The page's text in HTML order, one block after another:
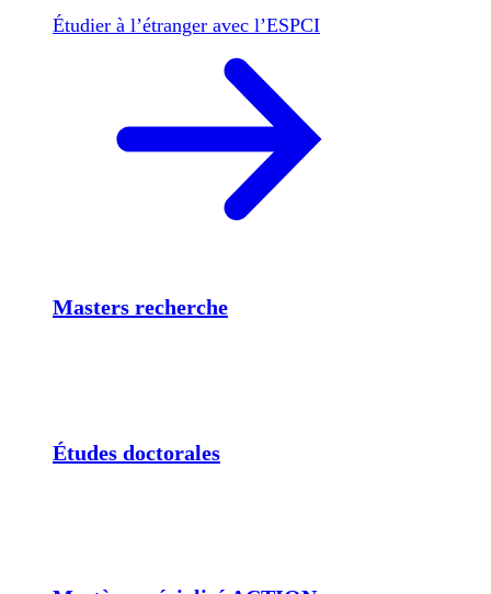
Étudier à l’étranger avec l’ESPCI
Masters recherche
Études doctorales